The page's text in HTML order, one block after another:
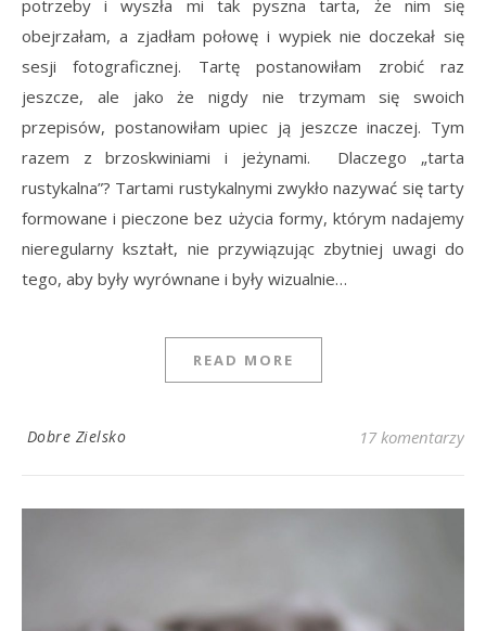
potrzeby i wyszła mi tak pyszna tarta, że nim się
obejrzałam, a zjadłam połowę i wypiek nie doczekał się
sesji fotograficznej. Tartę postanowiłam zrobić raz
jeszcze, ale jako że nigdy nie trzymam się swoich
przepisów, postanowiłam upiec ją jeszcze inaczej. Tym
razem z brzoskwiniami i jeżynami. Dlaczego „tarta
rustykalna”? Tartami rustykalnymi zwykło nazywać się tarty
formowane i pieczone bez użycia formy, którym nadajemy
nieregularny kształt, nie przywiązując zbytniej uwagi do
tego, aby były wyrównane i były wizualnie…
READ MORE
Dobre Zielsko 17 komentarzy